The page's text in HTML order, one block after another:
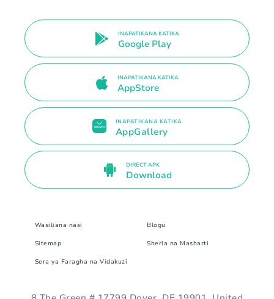
INAPATIKANA KATIKA
Google Play
INAPATIKANA KATIKA
AppStore
INAPATIKANA KATIKA
AppGallery
DIRECT APK
Download
Wasiliana nasi Blogu
Sitemap Sheria na Masharti
Sera ya Faragha na Vidakuzi